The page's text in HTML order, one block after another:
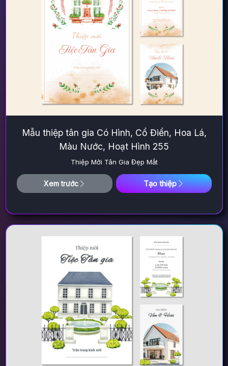
Mẫu thiệp tân gia Có Hình, Cổ Điển, Hoa Lá,
Màu Nước, Hoạt Hình 255
Thiệp Mời Tân Gia Đẹp Mắt
Xem trước Tạo thiệp